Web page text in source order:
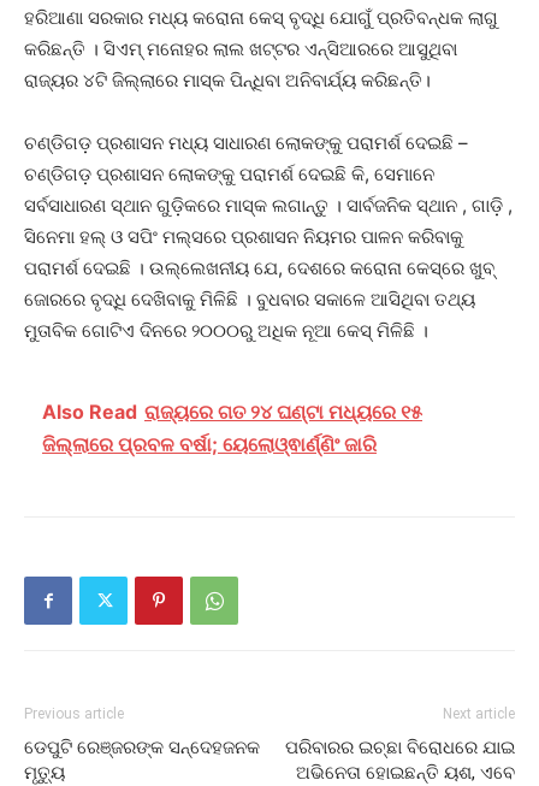
ହରିଆଣା ସରକାର ମଧ୍ୟ କରୋନା କେସ୍‌ ବୃଦ୍ଧି ଯୋଗୁଁ ପ୍ରତିବନ୍ଧକ ଲାଗୁ
କରିଛନ୍ତି । ସିଏମ୍‌ ମନୋହର ଲାଲ ଖଟ୍ଟର ଏନ୍‌ସିଆରରେ ଆସୁଥିବା
ରାଜ୍ୟର ୪ଟି ଜିଲ୍ଲାରେ ମାସ୍କ ପିନ୍ଧିବା ଅନିବାର୍ଯ୍ୟ କରିଛନ୍ତି।
ଚଣ୍ଡିଗଡ଼ ପ୍ରଶାସନ ମଧ୍ୟ ସାଧାରଣ ଲୋକଙ୍କୁ ପରାମର୍ଶ ଦେଇଛି –
ଚଣ୍ଡିଗଡ଼ ପ୍ରଶାସନ ଲୋକଙ୍କୁ ପରାମର୍ଶ ଦେଇଛି କି, ସେମାନେ
ସର୍ବସାଧାରଣ ସ୍ଥାନ ଗୁଡ଼ିକରେ ମାସ୍କ ଲଗାନ୍ତୁ । ସାର୍ବଜନିକ ସ୍ଥାନ , ଗାଡ଼ି ,
ସିନେମା ହଲ୍‌ ଓ ସପିଂ ମଲ୍‌ସରେ ପ୍ରଶାସନ ନିୟମର ପାଳନ କରିବାକୁ
ପରାମର୍ଶ ଦେଇଛି । ଉଲ୍ଲେଖନୀୟ ଯେ, ଦେଶରେ କରୋନା କେସ୍‌ରେ ଖୁବ୍‌
ଜୋରରେ ବୃଦ୍ଧି ଦେଖିବାକୁ ମିଳିଛି । ବୁଧବାର ସକାଳେ ଆସିଥିବା ତଥ୍ୟ
ମୁତାବିକ ଗୋଟିଏ ଦିନରେ ୨୦୦୦ରୁ ଅଧିକ ନୂଆ କେସ୍‌ ମିଳିଛି ।
Also Read ରାଜ୍ୟରେ ଗତ ୨୪ ଘଣ୍ଟା ମଧ୍ୟରେ ୧୫
ଜିଲ୍ଲାରେ ପ୍ରବଳ ବର୍ଷା; ୟେଲୋଓ୍ଵାର୍ଣ୍ଣିଂ ଜାରି
Previous article
ଡେପୁଟି ରେଞ୍ଜରଙ୍କ ସନ୍ଦେହଜନକ
ମୃତ୍ୟୁ
Next article
ପରିବାରର ଇଚ୍ଛା ବିରୋଧରେ ଯାଇ
ଅଭିନେତା ହୋଇଛନ୍ତି ୟଶ, ଏବେ